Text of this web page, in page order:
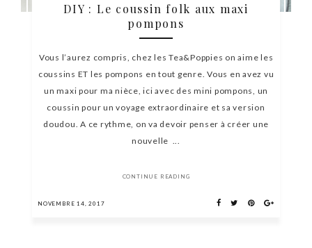
DIY : Le coussin folk aux maxi
pompons
Vous l’aurez compris, chez les Tea&Poppies on aime les
coussins ET les pompons en tout genre. Vous en avez vu
un maxi pour ma nièce, ici avec des mini pompons, un
coussin pour un voyage extraordinaire et sa version
doudou. A ce rythme, on va devoir penser à créer une
nouvelle ...
CONTINUE READING
NOVEMBRE 14, 2017